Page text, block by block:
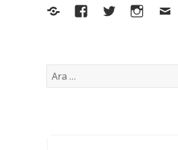
Yelp FacebookTwitterInstagram
E-
Arama: